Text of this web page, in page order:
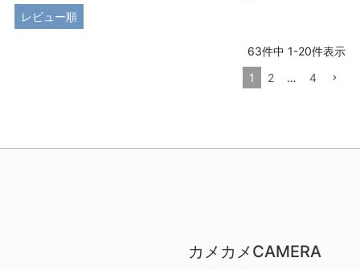
レビュー順
63件中 1-20件表示
1
2 … 4
カメカメCAMERA